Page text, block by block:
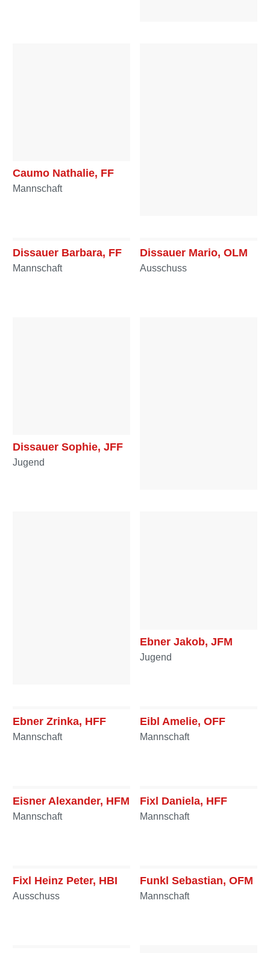
Caumo Nathalie, FF
Mannschaft
Mannschaft
Dissauer Barbara, FF
Mannschaft
Dissauer Mario, OLM
Ausschuss
Dissauer Sophie, JFF
Jugend
Ebner Jakob, JFM
Jugend
Ebner Zrinka, HFF
Mannschaft
Eibl Amelie, OFF
Mannschaft
Eisner Alexander, HFM
Mannschaft
Fixl Daniela, HFF
Mannschaft
Fixl Heinz Peter, HBI
Ausschuss
Funkl Sebastian, OFM
Mannschaft